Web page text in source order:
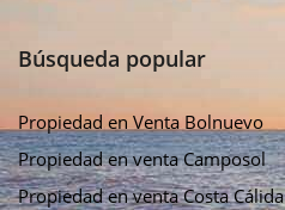
Búsqueda popular
Propiedad en Venta Bolnuevo
Propiedad en venta Camposol
Propiedad en venta Costa Cálida